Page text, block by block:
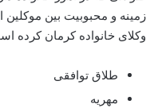
زمینه و محبوبیت بین موکلین
وکلای خانواده کرمان کرده
طلاق توافقی
مهریه